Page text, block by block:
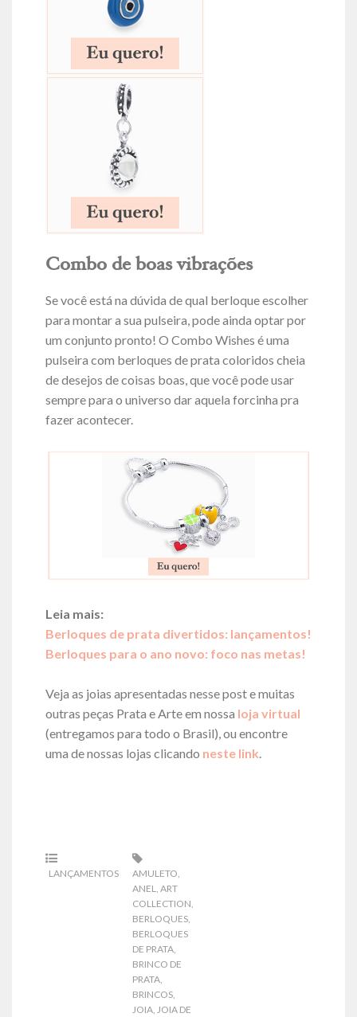
Combo de boas vibrações
Se você está na dúvida de qual berloque escolher
para montar a sua pulseira, pode ainda optar por
um conjunto pronto! O Combo Wishes é uma
pulseira com berloques de prata coloridos cheia
de desejos de coisas boas, que você pode usar
sempre para o universo dar aquela forcinha pra
fazer acontecer.
Leia mais:
Berloques de prata divertidos: lançamentos!
Berloques para o ano novo: foco nas metas!
Veja as joias apresentadas nesse post e muitas
outras peças Prata e Arte em nossa loja virtual
(entregamos para todo o Brasil), ou encontre
uma de nossas lojas clicando neste link.
LANÇAMENTOS AMULETO
ANEL ,ART
COLLECTION
BERLOQUES
BERLOQUES
DE PRATA
BRINCO DE
PRATA
BRINCOS
JOIA JOIA DE